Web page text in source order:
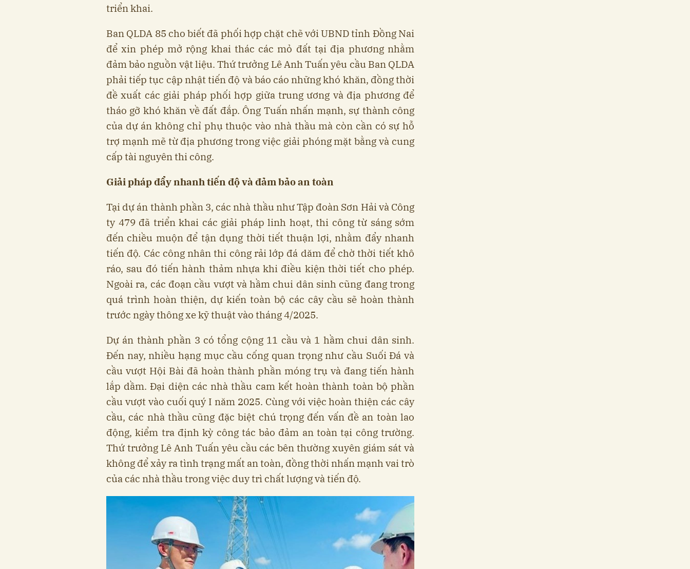
triển khai.
Ban QLDA 85 cho biết đã phối hợp chặt chẽ với UBND tỉnh Đồng Nai
để xin phép mở rộng khai thác các mỏ đất tại địa phương nhằm
đảm bảo nguồn vật liệu. Thứ trưởng Lê Anh Tuấn yêu cầu Ban QLDA
phải tiếp tục cập nhật tiến độ và báo cáo những khó khăn, đồng thời
đề xuất các giải pháp phối hợp giữa trung ương và địa phương để
tháo gỡ khó khăn về đất đắp. Ông Tuấn nhấn mạnh, sự thành công
của dự án không chỉ phụ thuộc vào nhà thầu mà còn cần có sự hỗ
trợ mạnh mẽ từ địa phương trong việc giải phóng mặt bằng và cung
cấp tài nguyên thi công.
Giải pháp đẩy nhanh tiến độ và đảm bảo an toàn
Tại dự án thành phần 3, các nhà thầu như Tập đoàn Sơn Hải và Công
ty 479 đã triển khai các giải pháp linh hoạt, thi công từ sáng sớm
đến chiều muộn để tận dụng thời tiết thuận lợi, nhằm đẩy nhanh
tiến độ. Các công nhân thi công rải lớp đá dăm để chờ thời tiết khô
ráo, sau đó tiến hành thảm nhựa khi điều kiện thời tiết cho phép.
Ngoài ra, các đoạn cầu vượt và hầm chui dân sinh cũng đang trong
quá trình hoàn thiện, dự kiến toàn bộ các cây cầu sẽ hoàn thành
trước ngày thông xe kỹ thuật vào tháng 4/2025.
Dự án thành phần 3 có tổng cộng 11 cầu và 1 hầm chui dân sinh.
Đến nay, nhiều hạng mục cầu cống quan trọng như cầu Suối Đá và
cầu vượt Hội Bài đã hoàn thành phần móng trụ và đang tiến hành
lắp dầm. Đại diện các nhà thầu cam kết hoàn thành toàn bộ phần
cầu vượt vào cuối quý I năm 2025. Cùng với việc hoàn thiện các cây
cầu, các nhà thầu cũng đặc biệt chú trọng đến vấn đề an toàn lao
động, kiểm tra định kỳ công tác bảo đảm an toàn tại công trường.
Thứ trưởng Lê Anh Tuấn yêu cầu các bên thường xuyên giám sát và
không để xảy ra tình trạng mất an toàn, đồng thời nhấn mạnh vai trò
của các nhà thầu trong việc duy trì chất lượng và tiến độ.